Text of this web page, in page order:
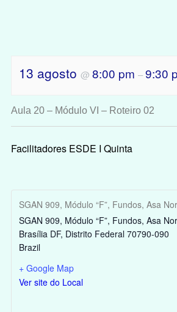
13 agosto @ 8:00 pm –9:30
Aula 20 – Módulo VI – Roteiro 02
Facilitadores ESDE I Quinta
SGAN 909, Módulo “F”, Fundos, Asa
SGAN 909, Módulo “F”, Fundos, Asa
Brasília DF, Distrito Federal 70790-090
Brazil
+ Google Map
Ver site do Local